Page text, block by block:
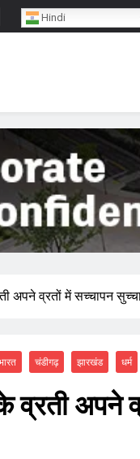
अपने व्रतों में सच्चापन
चंडीगढ़ झारखंड धर्म
व्रती अपने
Hindi